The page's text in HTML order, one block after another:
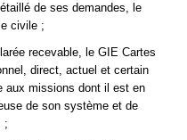
de ses demandes, le
civile ;
recevable, le GIE Cartes
direct, actuel et certain
aux missions dont il est en
de son système et de
;